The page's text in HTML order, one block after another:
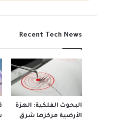
Recent Tech News
البحوث الفلكية: الهزة
الأرضية مركزها شرق